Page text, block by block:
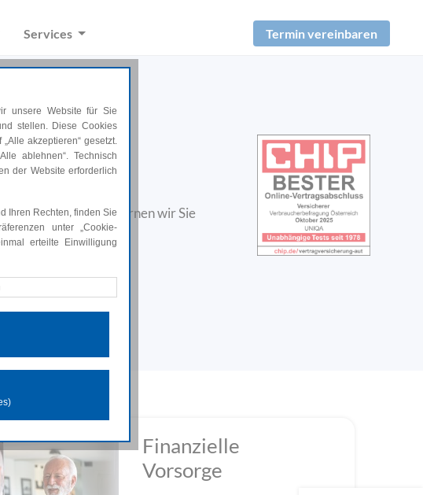
Services Termin vereinbaren
Beratung lernen wir Sie
passen.
Finanzielle
Vorsorge
unsere Website für Sie
stellen. Diese Cookies
akzeptieren“ gesetzt.
ablehnen“. Technisch
der Website erforderlich
Ihren Rechten, finden Sie
unter „Cookie-
erteilte Einwilligung
und die Zugriffsquellen
zur Verfügung gestellten
und werden von
unserer Seite als auch
anzuzeigen.